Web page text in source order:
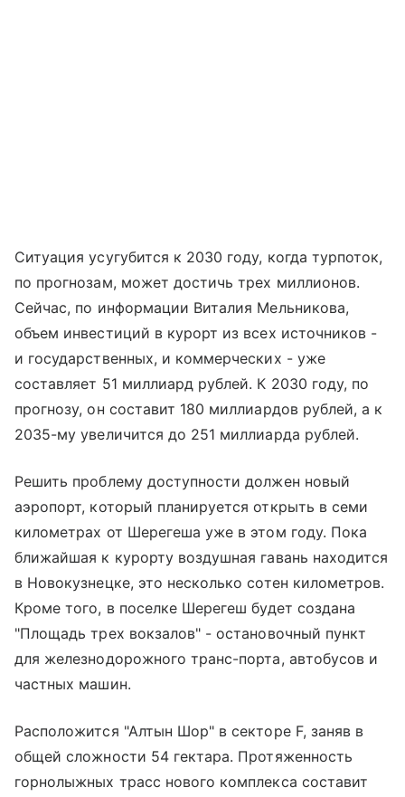
Ситуация усугубится к 2030 году, когда турпоток,
по прогнозам, может достичь трех миллионов.
Сейчас, по информации Виталия Мельникова,
объем инвестиций в курорт из всех источников -
и государственных, и коммерческих - уже
составляет 51 миллиард рублей. К 2030 году, по
прогнозу, он составит 180 миллиардов рублей, а к
2035-му увеличится до 251 миллиарда рублей.
Решить проблему доступности должен новый
аэропорт, который планируется открыть в семи
километрах от Шерегеша уже в этом году. Пока
ближайшая к курорту воздушная гавань находится
в Новокузнецке, это несколько сотен километров.
Кроме того, в поселке Шерегеш будет создана
"Площадь трех вокзалов" - остановочный пункт
для железнодорожного транс-порта, автобусов и
частных машин.
Расположится "Алтын Шор" в секторе F, заняв в
общей сложности 54 гектара. Протяженность
горнолыжных трасс нового комплекса составит